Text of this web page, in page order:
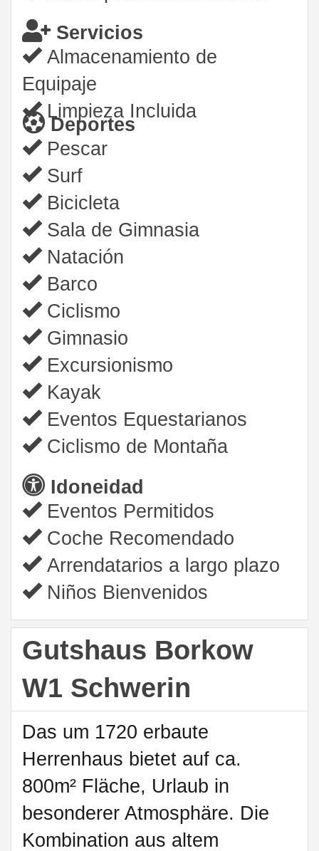
Servicios
Almacenamiento de
Equipaje
Limpieza Incluida
Deportes
Pescar
Surf
Bicicleta
Sala de Gimnasia
Natación
Barco
Ciclismo
Gimnasio
Excursionismo
Kayak
Eventos Equestarianos
Ciclismo de Montaña
Idoneidad
Eventos Permitidos
Coche Recomendado
Arrendatarios a largo plazo
Niños Bienvenidos
Gutshaus Borkow
W1 Schwerin
Das um 1720 erbaute
Herrenhaus bietet auf ca.
800m² Fläche, Urlaub in
besonderer Atmosphäre. Die
Kombination aus altem